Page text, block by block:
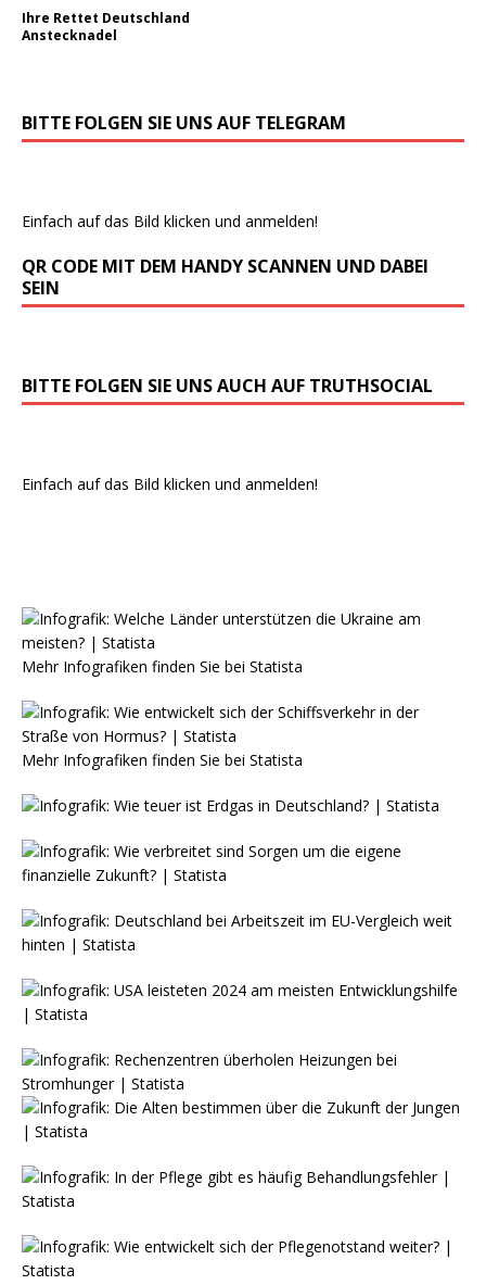
Ihre Rettet Deutschland
Anstecknadel
BITTE FOLGEN SIE UNS AUF TELEGRAM
Einfach auf das Bild klicken und anmelden!
QR CODE MIT DEM HANDY SCANNEN UND DABEI
SEIN
BITTE FOLGEN SIE UNS AUCH AUF TRUTHSOCIAL
Einfach auf das Bild klicken und anmelden!
Mehr Infografiken finden Sie bei Statista
Mehr Infografiken finden Sie bei Statista